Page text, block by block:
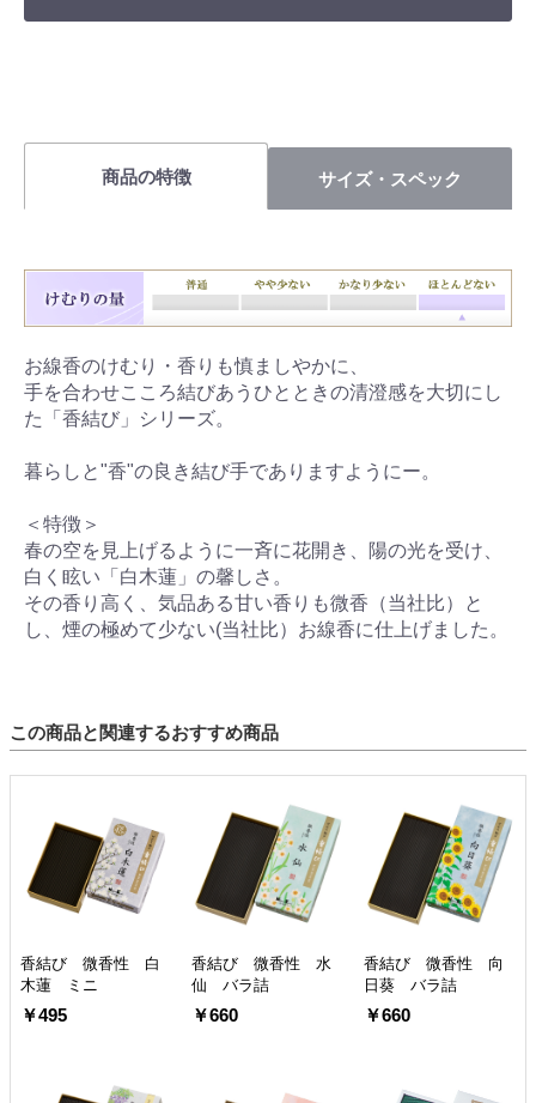
商品の特徴 サイズ・スペック
お線香のけむり・香りも慎ましやかに、
手を合わせこころ結びあうひとときの清澄感を大切にし
た「香結び」シリーズ。
暮らしと"香"の良き結び手でありますようにー。
＜特徴＞
春の空を見上げるように一斉に花開き、陽の光を受け、
白く眩い「白木蓮」の馨しさ。
その香り高く、気品ある甘い香りも微香（当社比）と
し、煙の極めて少ない(当社比）お線香に仕上げました。
この商品と関連するおすすめ商品
香結び 微香性 白
木蓮 ミニ
￥495
香結び 微香性 水
仙 バラ詰
￥660
香結び 微香性 向
日葵 バラ詰
￥660